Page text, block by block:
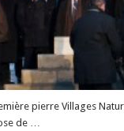
pierre Villages
de …